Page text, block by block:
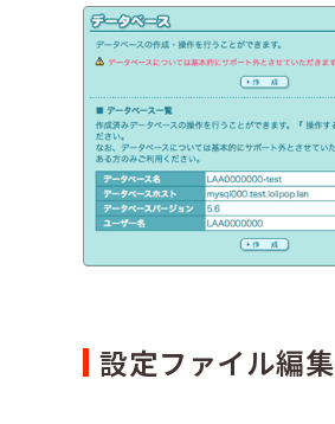
設定ファイル編集